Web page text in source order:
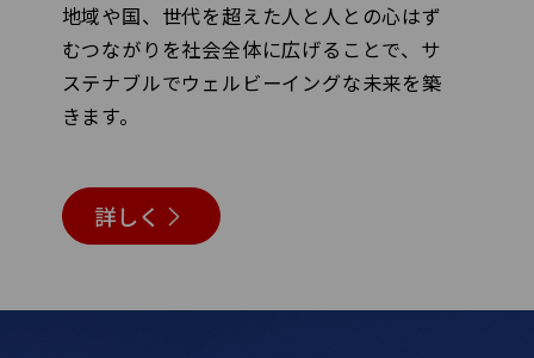
地域や国、世代を超えた人と人との心はず
むつながりを社会全体に広げることで、サ
ステナブルでウェルビーイングな未来を築
きます。
詳しく